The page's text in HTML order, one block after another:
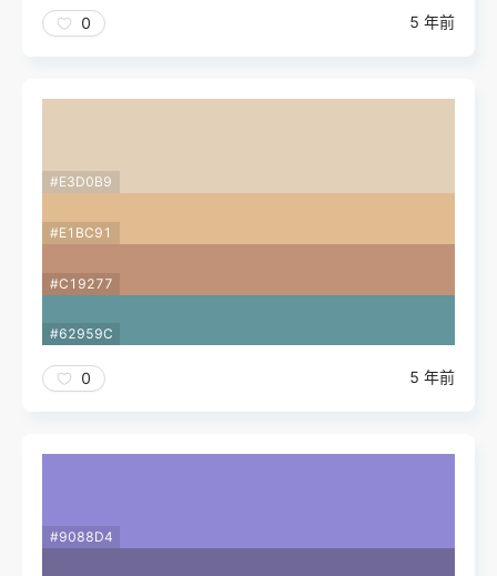
0 5 年前
#E3D0B9
#E1BC91
#C19277
#62959C
0 5 年前
#9088D4